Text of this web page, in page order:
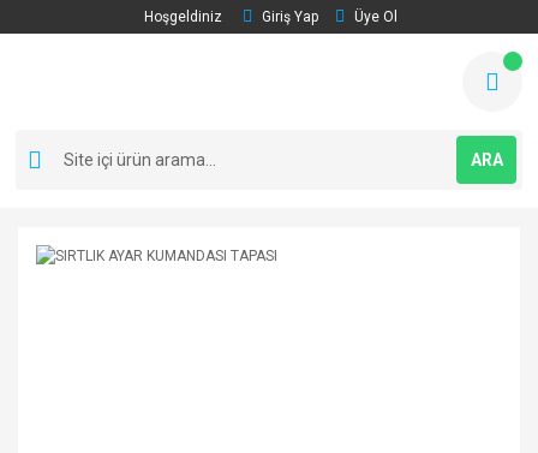
Hoşgeldiniz Giriş Yap Üye Ol
ARA